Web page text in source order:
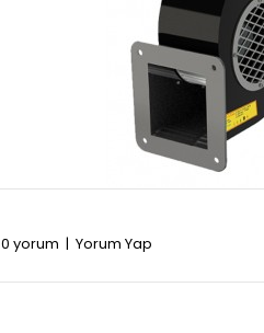
0 yorum | Yorum Yap